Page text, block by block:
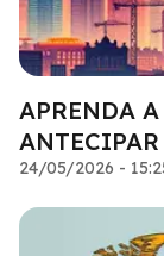
APRENDA
24/05/2026 -